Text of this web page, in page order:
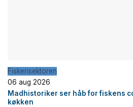
Fiskerisektoren
06 aug 2026
Madhistoriker ser håb for fiskens
køkken